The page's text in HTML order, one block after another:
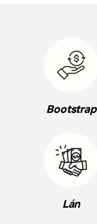
Bootstrap
Lán